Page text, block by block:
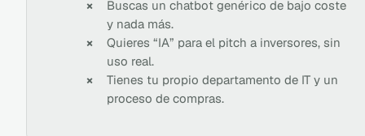
Buscas un chatbot genérico de bajo coste
y nada más.
Quieres “IA” para el pitch a inversores, sin
uso real.
Tienes tu propio departamento de IT y un
proceso de compras.